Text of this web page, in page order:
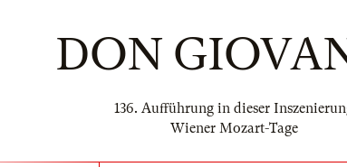
DON
136. Aufführung in dieser
Wiener Mozart-Tage